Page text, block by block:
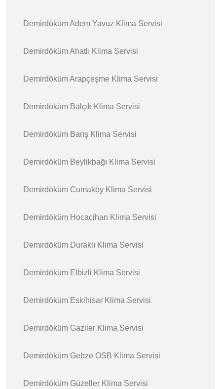
Demirdöküm Adem Yavuz Klima Servisi
Demirdöküm Ahatlı Klima Servisi
Demirdöküm Arapçeşme Klima Servisi
Demirdöküm Balçık Klima Servisi
Demirdöküm Barış Klima Servisi
Demirdöküm Beylikbağı Klima Servisi
Demirdöküm Cumaköy Klima Servisi
Demirdöküm Hocacihan Klima Servisi
Demirdöküm Duraklı Klima Servisi
Demirdöküm Elbizli Klima Servisi
Demirdöküm Eskihisar Klima Servisi
Demirdöküm Gaziler Klima Servisi
Demirdöküm Gebze OSB Klima Servisi
Demirdöküm Güzeller Klima Servisi